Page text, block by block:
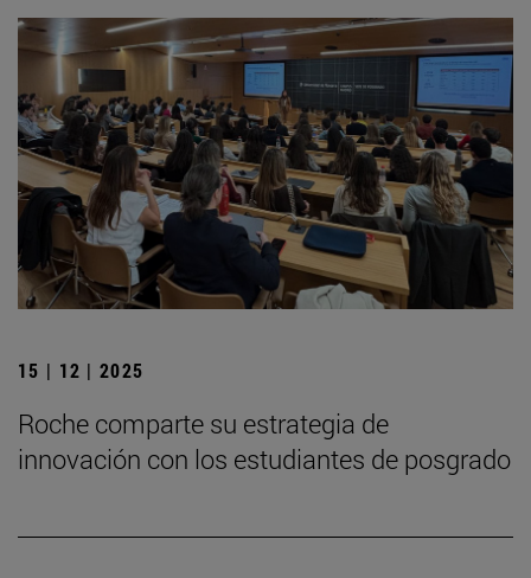
15 | 12 | 2025
Roche comparte su estrategia de
innovación con los estudiantes de posgrado